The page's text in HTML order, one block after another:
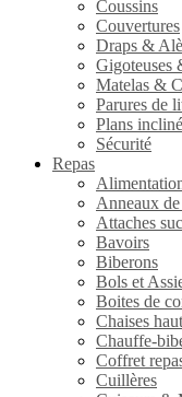
Coussins
Couvertures
Draps &
Gigoteuses
Matelas &
Parures de
Plans
Sécurité
Repas
Anneaux
Attaches
Bavoirs
Biberons
Bols et
Boites de
Chaises
Chauffe-
Coffret
Cuillères